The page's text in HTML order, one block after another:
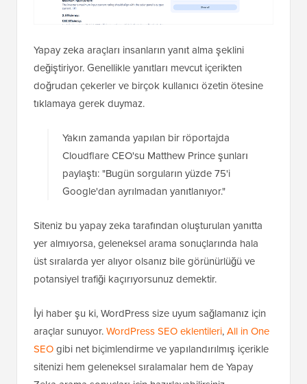
Yapay zeka araçları insanların yanıt alma şeklini
değiştiriyor. Genellikle yanıtları mevcut içerikten
doğrudan çekerler ve birçok kullanıcı özetin ötesine
tıklamaya gerek duymaz.
Yakın zamanda yapılan bir röportajda
Cloudflare CEO'su Matthew Prince şunları
paylaştı: "Bugün sorguların yüzde 75'i
Google'dan ayrılmadan yanıtlanıyor."
Siteniz bu yapay zeka tarafından oluşturulan yanıtta
yer almıyorsa, geleneksel arama sonuçlarında hala
üst sıralarda yer alıyor olsanız bile görünürlüğü ve
potansiyel trafiği kaçırıyorsunuz demektir.
İyi haber şu ki, WordPress size uyum sağlamanız için
araçlar sunuyor.WordPress SEO eklentileri,All in One
SEOgibi net biçimlendirme ve yapılandırılmış içerikle
sitenizi hem geleneksel sıralamalar hem de Yapay